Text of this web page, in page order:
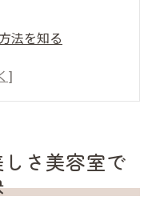
法を知る
な施術
の重要性
る名古屋市の美容
さ美容室で